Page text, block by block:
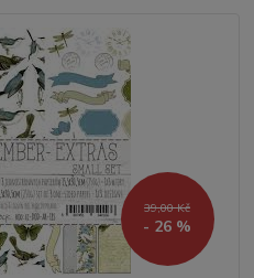
39,00 Kč
- 26 %